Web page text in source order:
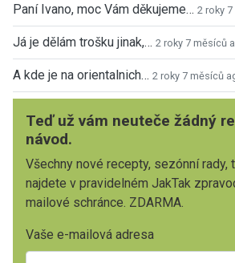
Paní Ivano, moc Vám děkujeme… 2 roky
Já je dělám trošku jinak,… 2 roky 7 měsíců
A kde je na orientalnich… 2 roky 7 měsíců
Teď už vám neuteče žádný
návod.
Všechny nové recepty, sezónní rady,
najdete v pravidelném JakTak
mailové schránce. ZDARMA.
Vaše e-mailová adresa